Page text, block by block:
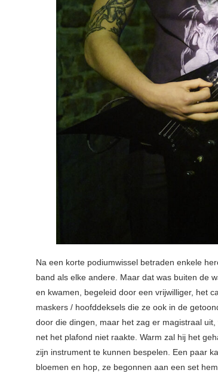
Na een korte podiumwissel betraden enkele
band als elke andere. Maar dat was buiten de
en kwamen, begeleid door een vrijwilliger, het
maskers / hoofddeksels die ze ook in de
door die dingen, maar het zag er magistraal
net het plafond niet raakte. Warm zal hij het
zijn instrument te kunnen bespelen. Een paar
bloemen en hop, ze begonnen aan een set